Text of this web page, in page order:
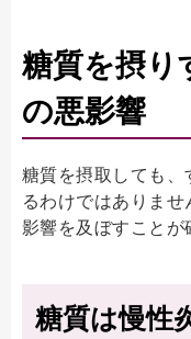
糖質を摂り
の悪影響
糖質を摂取しても
るわけではありま
影響を及ぼすことが
糖質は慢性